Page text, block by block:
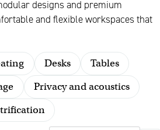
designs and premium
and flexible workspaces that
Desks
Tables
Privacy and acoustics